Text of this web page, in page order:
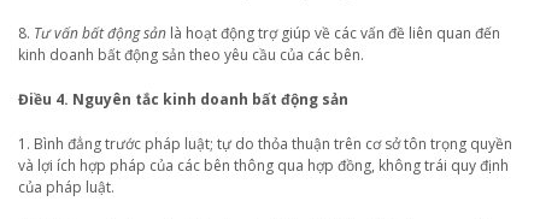
8. Tư vấn bất động sản là hoạt động trợ giúp về các vấn đề liên quan đến
kinh doanh bất động sản theo yêu cầu của các bên.
Điều 4. Nguyên tắc kinh doanh bất động sản
1. Bình đẳng trước pháp luật; tự do thỏa thuận trên cơ sở tôn trọng quyền
và lợi ích hợp pháp của các bên thông qua hợp đồng, không trái quy định
của pháp luật.